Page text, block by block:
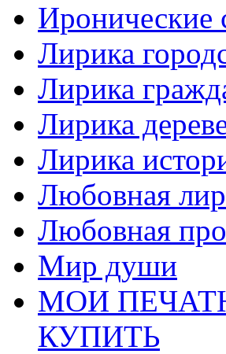
Иронические
Лирика
Лирика
Лирика
Лирика
Любовная
Любовная
Мир души
МОИ
КУПИТЬ